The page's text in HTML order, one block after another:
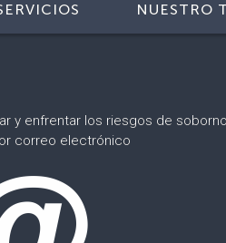
NUESTRO
y enfrentar los riesgos de soborno
correo electrónico